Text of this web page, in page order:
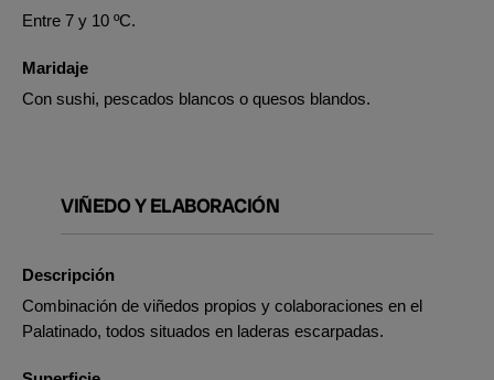
Entre 7 y 10 ºC.
Maridaje
Con sushi, pescados blancos o quesos blandos.
VIÑEDO Y ELABORACIÓN
Descripción
Combinación de viñedos propios y colaboraciones en el
Palatinado, todos situados en laderas escarpadas.